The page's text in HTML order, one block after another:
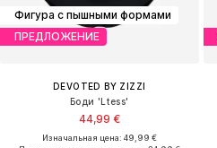
Фигура с пышными формами
ПРЕДЛОЖЕНИЕ
DEVOTED BY ZIZZI
Боди 'Ltess'
44,99 €
Изначальная цена: 49,99 €